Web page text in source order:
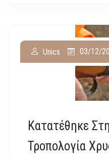
Κατατέθηκε
Τροπολογία
Unics 03/12/